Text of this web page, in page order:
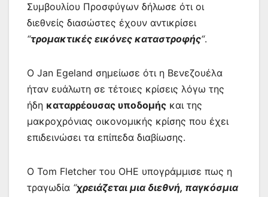
Συμβουλίου Προσφύγων δήλωσε ότι οι
διεθνείς διασώστες έχουν αντικρίσει
“τρομακτικές εικόνες καταστροφής“.
Ο Jan Egeland σημείωσε ότι η Βενεζουέλα
ήταν ευάλωτη σε τέτοιες κρίσεις λόγω της
ήδη καταρρέουσας υποδομής και της
μακροχρόνιας οικονομικής κρίσης που έχει
επιδεινώσει τα επίπεδα διαβίωσης.
Ο Tom Fletcher του ΟΗΕ υπογράμμισε πως η
τραγωδία “χρειάζεται μια διεθνή, παγκόσμια